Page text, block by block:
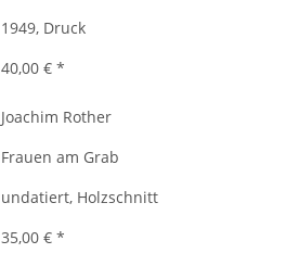
1949, Druck
40,00 €*
Joachim Rother
Frauen am Grab
undatiert, Holzschnitt
35,00 €*